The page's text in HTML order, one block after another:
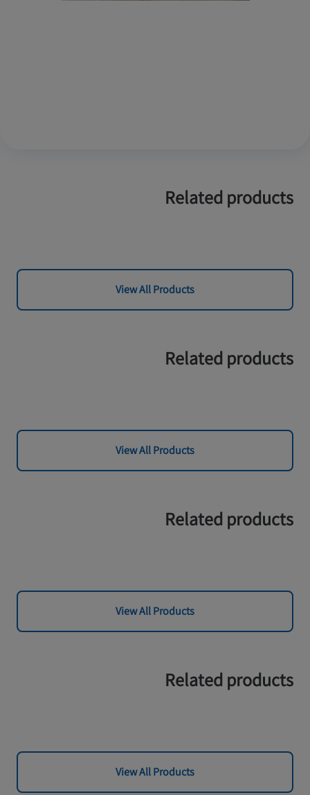
Related products
View All Products
Related products
View All Products
Related products
View All Products
Related products
View All Products